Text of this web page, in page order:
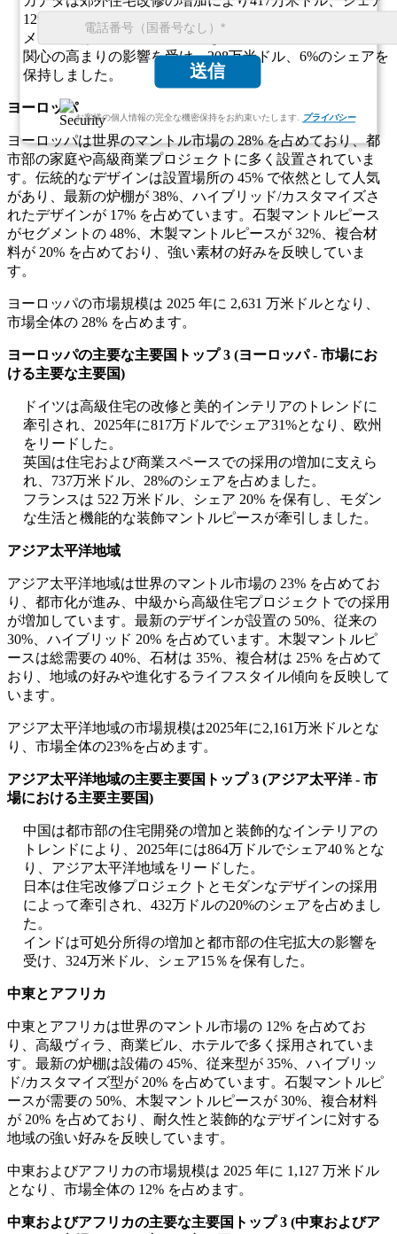
送信
お客様の個人情報の完全な機密保持をお約束いたします. プライバシー
12%を占めました。
メキシコは、装飾的で機能的な暖炉ソリューションへの
関心の高まりの影響を受け、208万米ドル、6%のシェアを
保持しました。
ヨーロッパ
ヨーロッパは世界のマントル市場の 28% を占めており、都
市部の家庭や高級商業プロジェクトに多く設置されていま
す。伝統的なデザインは設置場所の 45% で依然として人気
があり、最新の炉棚が 38%、ハイブリッド/カスタマイズさ
れたデザインが 17% を占めています。石製マントルピース
がセグメントの 48%、木製マントルピースが 32%、複合材
料が 20% を占めており、強い素材の好みを反映していま
す。
ヨーロッパの市場規模は 2025 年に 2,631 万米ドルとなり、
市場全体の 28% を占めます。
ヨーロッパの主要な主要国トップ 3 (ヨーロッパ - 市場にお
ける主要な主要国)
ドイツは高級住宅の改修と美的インテリアのトレンドに
牽引され、2025年に817万ドルでシェア31%となり、欧州
をリードした。
英国は住宅および商業スペースでの採用の増加に支えら
れ、737万米ドル、28%のシェアを占めました。
フランスは 522 万米ドル、シェア 20% を保有し、モダン
な生活と機能的な装飾マントルピースが牽引しました。
アジア太平洋地域
アジア太平洋地域は世界のマントル市場の 23% を占めてお
り、都市化が進み、中級から高級住宅プロジェクトでの採用
が増加しています。最新のデザインが設置の 50%、従来の
30%、ハイブリッド 20% を占めています。木製マントルピ
ースは総需要の 40%、石材は 35%、複合材は 25% を占めて
おり、地域の好みや進化するライフスタイル傾向を反映して
います。
アジア太平洋地域の市場規模は2025年に2,161万米ドルとな
り、市場全体の23%を占めます。
アジア太平洋地域の主要主要国トップ 3 (アジア太平洋 - 市
場における主要主要国)
中国は都市部の住宅開発の増加と装飾的なインテリアの
トレンドにより、2025年には864万ドルでシェア40％とな
り、アジア太平洋地域をリードした。
日本は住宅改修プロジェクトとモダンなデザインの採用
によって牽引され、432万ドルの20%のシェアを占めまし
た。
インドは可処分所得の増加と都市部の住宅拡大の影響を
受け、324万米ドル、シェア15％を保有した。
中東とアフリカ
中東とアフリカは世界のマントル市場の 12% を占めてお
り、高級ヴィラ、商業ビル、ホテルで多く採用されていま
す。最新の炉棚は設備の 45%、従来型が 35%、ハイブリッ
ド/カスタマイズ型が 20% を占めています。石製マントルピ
ースが需要の 50%、木製マントルピースが 30%、複合材料
が 20% を占めており、耐久性と装飾的なデザインに対する
地域の強い好みを反映しています。
中東およびアフリカの市場規模は 2025 年に 1,127 万米ドル
となり、市場全体の 12% を占めます。
中東およびアフリカの主要な主要国トップ 3 (中東およびア